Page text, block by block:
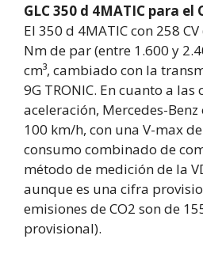
GLC 350 d 4MATIC para el
El 350 d 4MATIC con 258
Nm de par (entre 1.600 y
cm³, cambiado con la
9G TRONIC. En cuanto a las
aceleración, Mercedes-
100 km/h, con una V-max
consumo combinado de
método de medición de la
aunque es una cifra
emisiones de CO2 son de
provisional).